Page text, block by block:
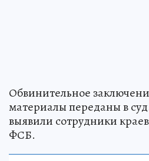
Обвинительное
материалы переданы в
выявили сотрудники
ФСБ.